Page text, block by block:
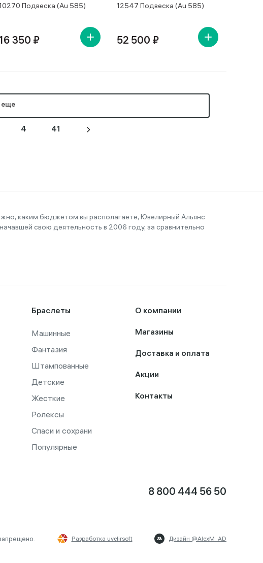
Подвеска (Au 585)
350 ₽
12547 Подвеска (Au 585)
52 500 ₽
еще
4 41
каким бюджетом вы располагаете, Ювелирный Альянс
свою деятельность в 2006 году, за сравнительно
Браслеты
Машинные
Фантазия
Штампованные
Детские
Жесткие
Ролексы
Спаси и сохрани
Популярные
О компании
Магазины
Доставка и оплата
Акции
Контакты
8 800 444 56 50
Разработка uvelirsoft Дизайн @AlexM_AD